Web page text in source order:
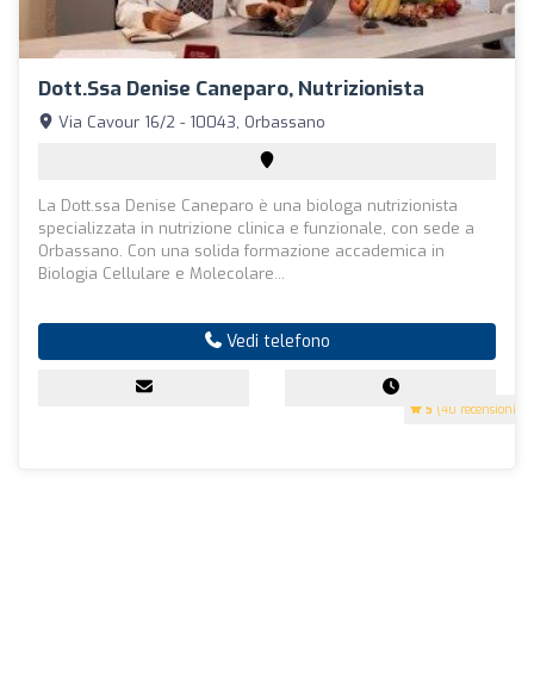
Dott.ssa Denise Caneparo, Nutrizionista
5 (40 recensioni)
Via Cavour 16/2 - 10043, Orbassano
La Dott.ssa Denise Caneparo è una biologa nutrizionista
specializzata in nutrizione clinica e funzionale, con sede a
Orbassano. Con una solida formazione accademica in
Biologia Cellulare e Molecolare...
Vedi telefono